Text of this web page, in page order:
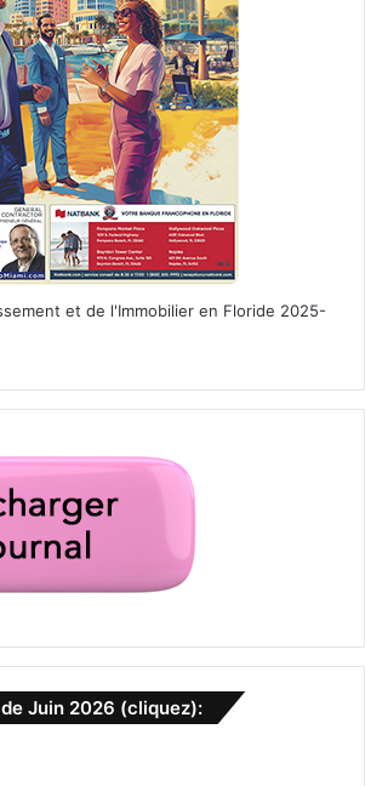
et de l'Immobilier en Floride 2025-
Juin 2026 (cliquez):